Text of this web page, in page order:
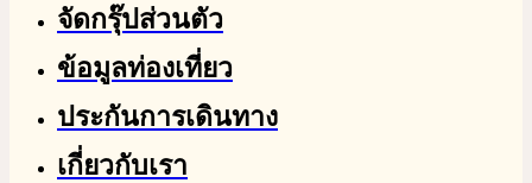
จัดกรุ๊ปส่วนตัว
ข้อมูลท่องเที่ยว
ประกันการเดินทาง
เกี่ยวกับเรา